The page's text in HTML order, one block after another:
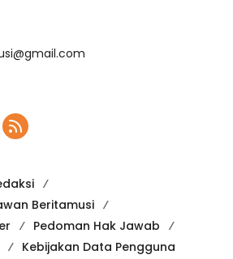
Beritamusi
Pedoman Hak Jawab
Kebijakan Data Pengguna